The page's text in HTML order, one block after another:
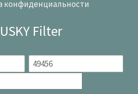
конфиденциальности
Filter